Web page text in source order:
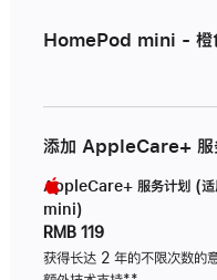
HomePod mini - 橙
添加 AppleCare+ 服
AppleCare+ 服务计划 (
mini)
RMB 119
获得长达 2 年的不限次数的